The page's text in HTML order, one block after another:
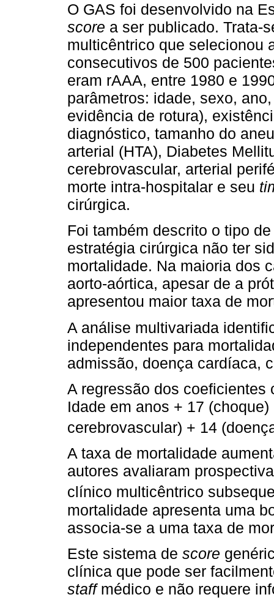
O GAS foi desenvolvido na
score a ser publicado. Trata-
multicêntrico que selecionou
consecutivos de 500
eram rAAA, entre 1980 e
parâmetros: idade, sexo,
evidência de rotura),
diagnóstico, tamanho do
arterial (HTA), Diabetes
cerebrovascular, arterial
morte intra-hospitalar e seu
cirúrgica.
Foi também descrito o tipo
estratégia cirúrgica não ter
mortalidade. Na maioria dos
aorto-aórtica, apesar de a
apresentou maior taxa de
A análise multivariada
independentes para
admissão, doença cardíaca,
A regressão dos coeficientes
Idade em anos + 17
cerebrovascular) + 14
A taxa de mortalidade
autores avaliaram
clínico multicêntrico
mortalidade apresenta uma
associa-se a uma taxa de
Este sistema de score
clínica que pode ser
staff médico e não requere